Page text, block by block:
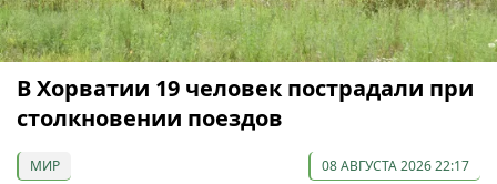
В Хорватии 19 человек пострадали при
столкновении поездов
МИР 08 АВГУСТА 2026 22:17